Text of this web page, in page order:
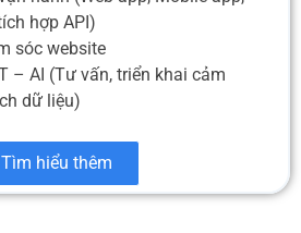
hợp API)
sóc website
– AI (Tư vấn, triển khai cảm
dữ liệu)
Tìm hiểu thêm